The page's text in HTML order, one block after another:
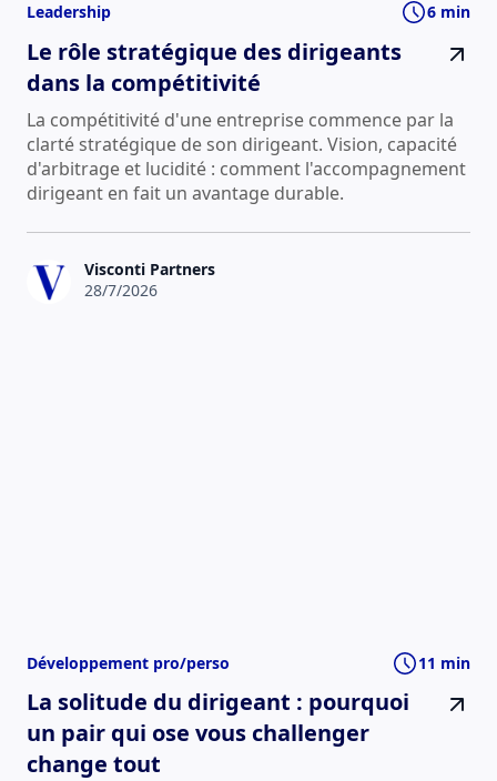
Leadership 6 min
Le rôle stratégique des dirigeants
dans la compétitivité
La compétitivité d'une entreprise commence par la
clarté stratégique de son dirigeant. Vision, capacité
d'arbitrage et lucidité : comment l'accompagnement
dirigeant en fait un avantage durable.
Visconti Partners
28/7/2026
Développement pro/perso 11 min
La solitude du dirigeant : pourquoi
un pair qui ose vous challenger
change tout